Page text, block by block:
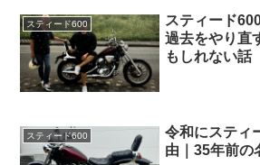
スティード600
スティード
過去をやり直
もしれない話
スティード600
令和にスティ
由｜35年前の